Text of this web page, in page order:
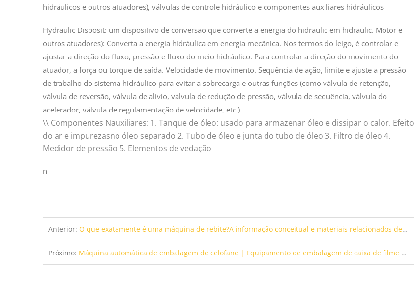
hidráulicos e outros atuadores), válvulas de controle hidráulico e componentes auxiliares hidráulicos
Hydraulic Disposit: um dispositivo de conversão que converte a energia do hidraulic em hidraulic. Motor e
outros atuadores): Converta a energia hidráulica em energia mecânica. Nos termos do leigo, é controlar e
ajustar a direção do fluxo, pressão e fluxo do meio hidráulico. Para controlar a direção do movimento do
atuador, a força ou torque de saída. Velocidade de movimento. Sequência de ação, limite e ajuste a pressão
de trabalho do sistema hidráulico para evitar a sobrecarga e outras funções (como válvula de retenção,
válvula de reversão, válvula de alívio, válvula de redução de pressão, válvula de sequência, válvula do
acelerador, válvula de regulamentação de velocidade, etc.)
\\ Componentes Nauxiliares: 1. Tanque de óleo: usado para armazenar óleo e dissipar o calor. Efeito
do ar e impurezasno óleo separado 2. Tubo de óleo e junta do tubo de óleo 3. Filtro de óleo 4.
Medidor de pressão 5. Elementos de vedação
n
Anterior: O que exatamente é uma máquina de rebite?A informação conceitual e materiais relacionados deste produto
Próximo: Máquina automática de embalagem de celofane | Equipamento de embalagem de caixa de filme transparente 3D